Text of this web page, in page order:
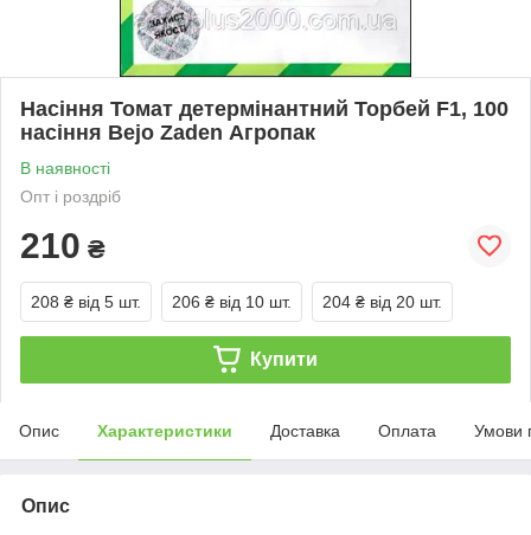
Насіння Томат детермінантний Торбей F1, 100
насіння Bejo Zaden Агропак
В наявності
Опт і роздріб
210 ₴
208 ₴ від 5 шт. 206 ₴ від 10 шт. 204 ₴ від 20 шт.
Купити
Опис Характеристики Доставка Оплата Умови
Опис